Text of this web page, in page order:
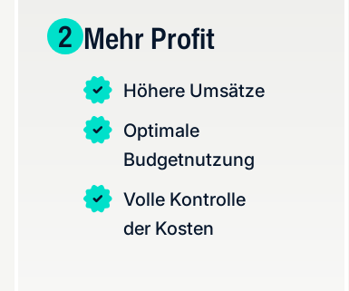
2 Mehr Profit
Höhere Umsätze
Optimale
Budgetnutzung
Volle Kontrolle
der Kosten